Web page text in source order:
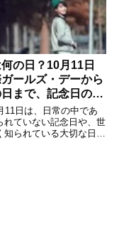
的な記録も多く残る日で
事では、8月15日にま
の日？10月11日
ガールズ・デーから
まで、記念日の由
識
11日は、日常の中であ
れていない記念日や、世
知られている大切な日が